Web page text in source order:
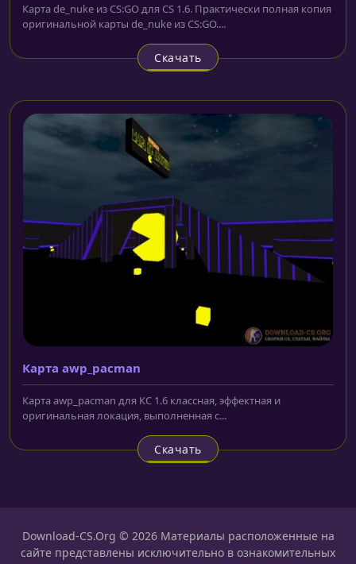
Карта de_nuke из CS:GO для CS 1.6. Практически полная копия
оригинальной карты de_nuke из CS:GO....
Скачать
Карта awp_pacman
Карта awp_pacman для КС 1.6 классная, эффектная и
оригинальная локация, выполненная с...
Скачать
Download-CS.Org © 2026 Материалы расположенные на
сайте представлены исключительно в ознакомительных